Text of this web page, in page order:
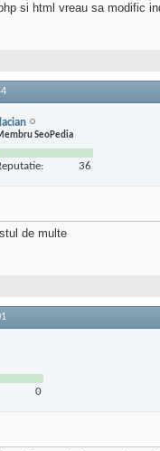
si html vreau sa modific
SeoPedia
36
de multe
0